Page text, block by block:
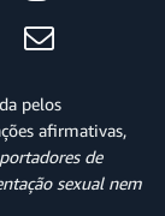
pelos
afirmativas,
de
sexual nem